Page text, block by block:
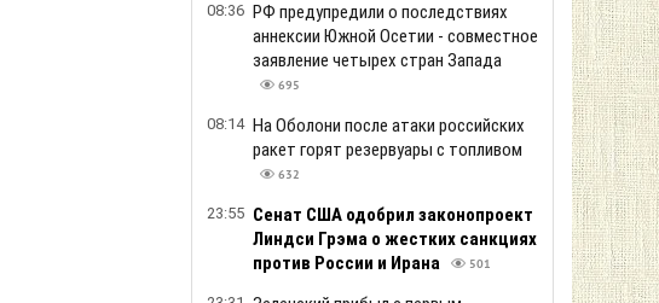
08:36 РФ предупредили о последствиях
аннексии Южной Осетии - совместное
заявление четырех стран Запада
695
08:14 На Оболони после атаки российских
ракет горят резервуары с топливом
632
23:55 Сенат США одобрил законопроект
Линдси Грэма о жестких санкциях
против России и Ирана
501